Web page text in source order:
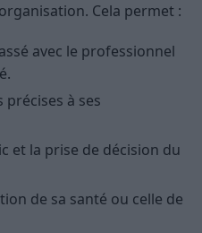
Cela permet :
avec le professionnel
précises à ses
et la prise de décision du
de sa santé ou celle de